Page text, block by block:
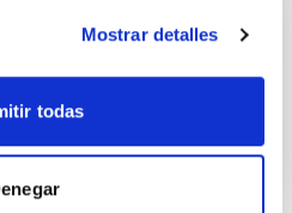
Mostrar detalles
todas